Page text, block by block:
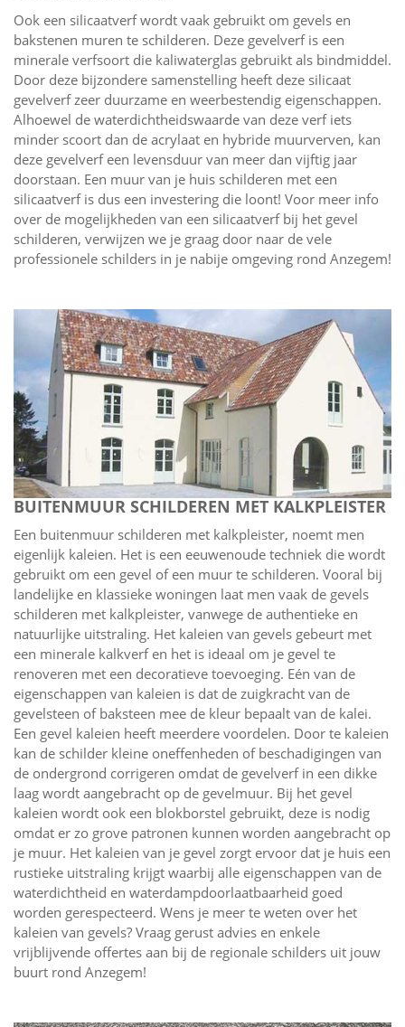
Ook een silicaatverf wordt vaak gebruikt om gevels en
bakstenen muren te schilderen. Deze gevelverf is een
minerale verfsoort die kaliwaterglas gebruikt als bindmiddel.
Door deze bijzondere samenstelling heeft deze silicaat
gevelverf zeer duurzame en weerbestendig eigenschappen.
Alhoewel de waterdichtheidswaarde van deze verf iets
minder scoort dan de acrylaat en hybride muurverven, kan
deze gevelverf een levensduur van meer dan vijftig jaar
doorstaan. Een muur van je huis schilderen met een
silicaatverf is dus een investering die loont! Voor meer info
over de mogelijkheden van een silicaatverf bij het gevel
schilderen, verwijzen we je graag door naar de vele
professionele schilders in je nabije omgeving rond Anzegem!
BUITENMUUR SCHILDEREN MET KALKPLEISTER
Een buitenmuur schilderen met kalkpleister, noemt men
eigenlijk kaleien. Het is een eeuwenoude techniek die wordt
gebruikt om een gevel of een muur te schilderen. Vooral bij
landelijke en klassieke woningen laat men vaak de gevels
schilderen met kalkpleister, vanwege de authentieke en
natuurlijke uitstraling. Het kaleien van gevels gebeurt met
een minerale kalkverf en het is ideaal om je gevel te
renoveren met een decoratieve toevoeging. Eén van de
eigenschappen van kaleien is dat de zuigkracht van de
gevelsteen of baksteen mee de kleur bepaalt van de kalei.
Een gevel kaleien heeft meerdere voordelen. Door te kaleien
kan de schilder kleine oneffenheden of beschadigingen van
de ondergrond corrigeren omdat de gevelverf in een dikke
laag wordt aangebracht op de gevelmuur. Bij het gevel
kaleien wordt ook een blokborstel gebruikt, deze is nodig
omdat er zo grove patronen kunnen worden aangebracht op
je muur. Het kaleien van je gevel zorgt ervoor dat je huis een
rustieke uitstraling krijgt waarbij alle eigenschappen van de
waterdichtheid en waterdampdoorlaatbaarheid goed
worden gerespecteerd. Wens je meer te weten over het
kaleien van gevels? Vraag gerust advies en enkele
vrijblijvende offertes aan bij de regionale schilders uit jouw
buurt rond Anzegem!